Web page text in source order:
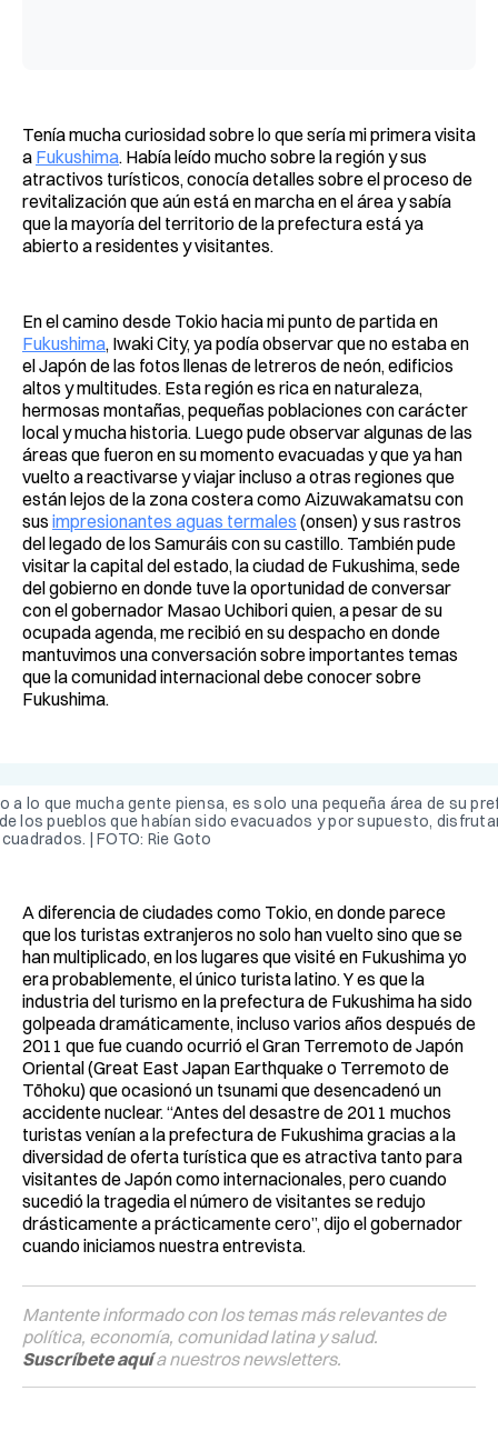
Tenía mucha curiosidad sobre lo que sería mi primera visita
a Fukushima. Había leído mucho sobre la región y sus
atractivos turísticos, conocía detalles sobre el proceso de
revitalización que aún está en marcha en el área y sabía
que la mayoría del territorio de la prefectura está ya
abierto a residentes y visitantes.
En el camino desde Tokio hacia mi punto de partida en
Fukushima, Iwaki City, ya podía observar que no estaba en
el Japón de las fotos llenas de letreros de neón, edificios
altos y multitudes. Esta región es rica en naturaleza,
hermosas montañas, pequeñas poblaciones con carácter
local y mucha historia. Luego pude observar algunas de las
áreas que fueron en su momento evacuadas y que ya han
vuelto a reactivarse y viajar incluso a otras regiones que
están lejos de la zona costera como Aizuwakamatsu con
sus impresionantes aguas termales (onsen) y sus rastros
del legado de los Samuráis con su castillo. También pude
visitar la capital del estado, la ciudad de Fukushima, sede
del gobierno en donde tuve la oportunidad de conversar
con el gobernador Masao Uchibori quien, a pesar de su
ocupada agenda, me recibió en su despacho en donde
mantuvimos una conversación sobre importantes temas
que la comunidad internacional debe conocer sobre
Fukushima.
a lo que mucha gente piensa, es solo una pequeña área de su
los pueblos que habían sido evacuados y por supuesto,
| FOTO: Rie Goto
A diferencia de ciudades como Tokio, en donde parece
que los turistas extranjeros no solo han vuelto sino que se
han multiplicado, en los lugares que visité en Fukushima yo
era probablemente, el único turista latino. Y es que la
industria del turismo en la prefectura de Fukushima ha sido
golpeada dramáticamente, incluso varios años después de
2011 que fue cuando ocurrió el Gran Terremoto de Japón
Oriental (Great East Japan Earthquake o Terremoto de
Tōhoku) que ocasionó un tsunami que desencadenó un
accidente nuclear. “Antes del desastre de 2011 muchos
turistas venían a la prefectura de Fukushima gracias a la
diversidad de oferta turística que es atractiva tanto para
visitantes de Japón como internacionales, pero cuando
sucedió la tragedia el número de visitantes se redujo
drásticamente a prácticamente cero”, dijo el gobernador
cuando iniciamos nuestra entrevista.
Mantente informado con los temas más relevantes de
política, economía, comunidad latina y salud.
Suscríbete aquía nuestros newsletters.